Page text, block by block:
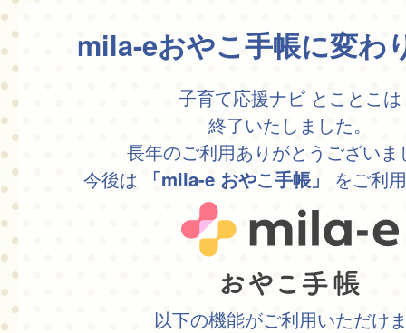
mila-eおやこ手帳に変わ
子育て応援ナビ とことこは
終了いたしました。
長年のご利用ありがとうございま
今後は
「mila-e おやこ手帳」 をご利
以下の機能がご利用いただけ